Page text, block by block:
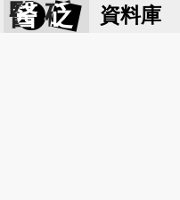
醫 砭 資料庫